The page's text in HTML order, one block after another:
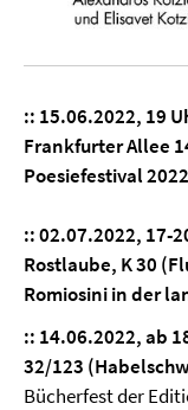
:: 15.06.2022, 19
Frankfurter Allee
Poesiefestival
::02.07.2022, 17-
Rostlaube, K 30
Romiosini in der
:: 14.06.2022, ab
32/123
Bücherfest der